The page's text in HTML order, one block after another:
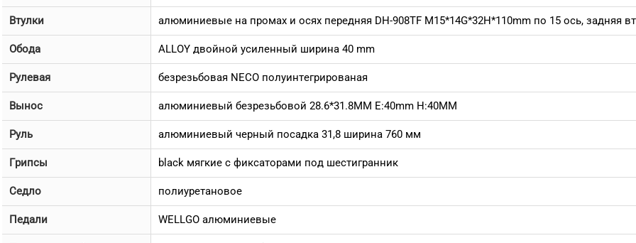
Втулки алюминиевые на промах и осях передняя DH-908TF M15*14G*32H*110mm по 15 ось, задняя
Обода ALLOY двойной усиленный ширина 40 mm
Рулевая безрезьбовая NECO полуинтегрированая
Вынос алюминиевый безрезьбовой 28.6*31.8MM E:40mm H:40MM
Руль алюминиевый черный посадка 31,8 ширина 760 мм
Грипсы black мягкие c фиксаторами под шестигранник
Седло полиуретановое
Педали WELLGO алюминиевые